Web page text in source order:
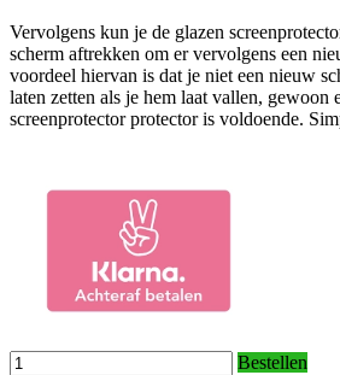
Vervolgens kun je de glazen
scherm aftrekken om er vervolgens een
voordeel hiervan is dat je niet een nieuw
laten zetten als je hem laat vallen, gewoon
screenprotector protector is voldoende.
Bestellen